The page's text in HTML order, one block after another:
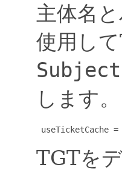
主体名
使用し
Subject
します。
useTicketCache
TGTを